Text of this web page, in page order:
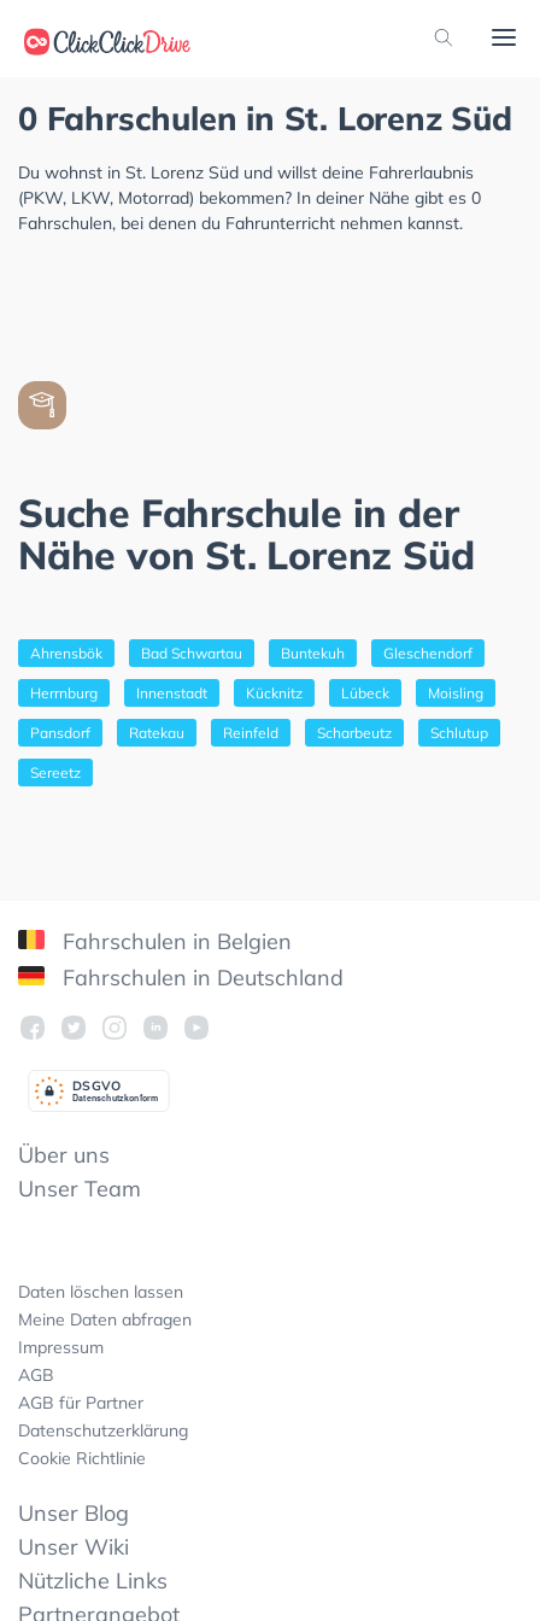
0 Fahrschulen in St. Lorenz Süd
Du wohnst in St. Lorenz Süd und willst deine Fahrerlaubnis
(PKW, LKW, Motorrad) bekommen? In deiner Nähe gibt es 0
Fahrschulen, bei denen du Fahrunterricht nehmen kannst.
Suche Fahrschule in der
Nähe von St. Lorenz Süd
Ahrensbök Bad Schwartau Buntekuh Gleschendorf
Herrnburg Innenstadt Kücknitz Lübeck Moisling
Pansdorf Ratekau Reinfeld Scharbeutz Schlutup
Sereetz
Fahrschulen in Belgien
Fahrschulen in Deutschland
Datenschutzkonform
DSGVO
Über uns
Unser Team
Daten löschen lassen
Meine Daten abfragen
Impressum
AGB
AGB für Partner
Datenschutzerklärung
Cookie Richtlinie
Unser Blog
Unser Wiki
Nützliche Links
Partnerangebot